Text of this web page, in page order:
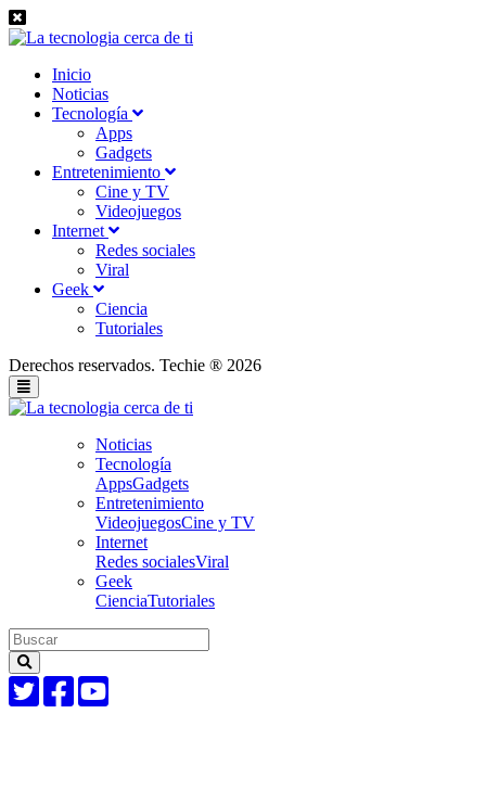
Inicio
Noticias
Tecnología
Apps
Gadgets
Entretenimiento
Cine y TV
Videojuegos
Internet
Redes sociales
Viral
Geek
Ciencia
Tutoriales
Derechos reservados. Techie ® 2026
Noticias
Tecnología
AppsGadgets
Entretenimiento
VideojuegosCine y TV
Internet
Redes socialesViral
Geek
CienciaTutoriales